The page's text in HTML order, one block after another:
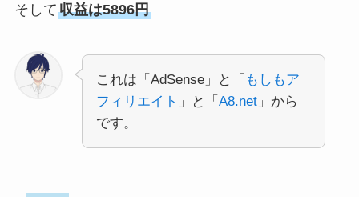
そして収益は5896円
これは「AdSense」と「 もしもア
フィリエイト 」と「 A8.net」から
です。